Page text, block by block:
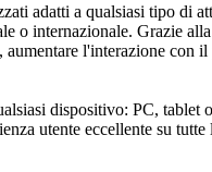
adatti a qualsiasi tipo di
internazionale. Grazie
l'interazione
dispositivo: PC, tablet
utente eccellente su